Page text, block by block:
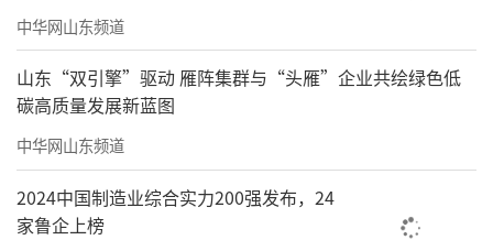
中华网山东频道
山东“双引擎”驱动 雁阵集群与“头雁”企业共绘绿色低
碳高质量发展新蓝图
中华网山东频道
2024中国制造业综合实力200强发布，24
家鲁企上榜